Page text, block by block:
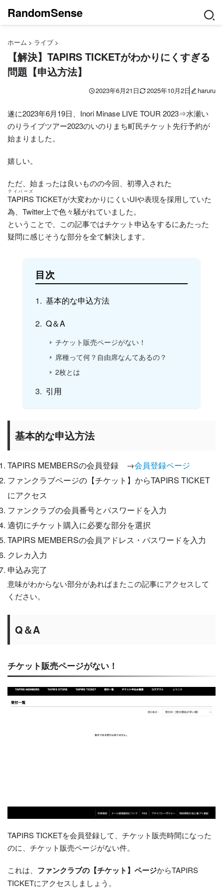
RandomSense
ホーム > ライブ >
【解決】TAPIRS TICKETがわかりにくすぎる
問題【申込方法】
2023年6月21日 2025年10月2日 haruru
遂に2023年6月19日、 Inori Minase LIVE TOUR 2023⇒水瀬い
のりライブツアー2023のいのりまち町民チケット先行予約が
始まりました。
嬉しい。
ただ、始まったは良いものの今回、初導入された
TAPIRS
テイパーズ
TICKETが大変わかりにくいUIや表現を採用していた
為、Twitter上で色々騒がれていました。
ということで、この記事ではチケット申込をするにあたった
疑問に感じそうな部分を全て解決します。
目次
基本的な申込方法
Q＆A
チケット販売ページがない！
席種って何？自由席なんてあるの？
2枚とは
引用
基本的な申込方法
TAPIRS MEMBERSの会員登録 →会員登録ページ
ファンクラブページの【チケット】からTAPIRS TICKET
にアクセス
ファンクラブの会員番号とパスワードを入力
適切にチケット購入に必要な部分を選択
TAPIRS MEMBERSの会員アドレス・パスワードを入力
クレカ入力
申込み完了
意味がわからない部分があればまたこの記事にアクセスして
ください。
Q＆A
チケット販売ページがない！
TAPIRS TICKETを会員登録して、チケット販売時間になった
のに、チケット販売ページがない件。
これは、 ファンクラブの【チケット】ページからTAPIRS
TICKETにアクセスしましょう。